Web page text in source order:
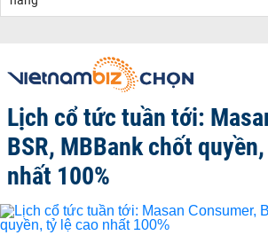
Lịch cổ tức tuần tới:
BSR, MBBank chốt
nhất 100%